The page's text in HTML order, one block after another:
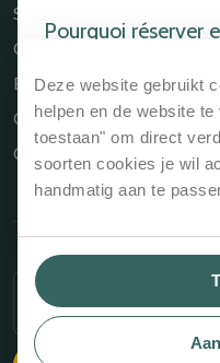
Deze website gebruikt
helpen en de website
toestaan" om direct
soorten cookies je wil
handmatig aan te
Pourquoi réserver
ou directement à la
l'option la moins chère.
Garantie du
prix le moins cher
Pas de frais de
Possibilité de
Séjourner
Culinaire
Environs
Owners Portal
Contact
Copyright © 2026 Kloeg
Règlement intérieur